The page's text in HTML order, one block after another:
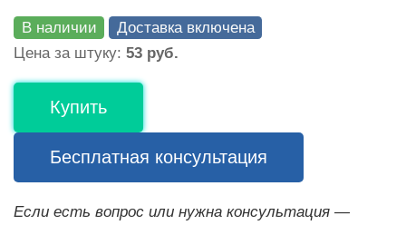
В наличии
Доставка включена
Цена за штуку: 53 руб.
Купить
Бесплатная консультация
Если есть вопрос или нужна консультация —